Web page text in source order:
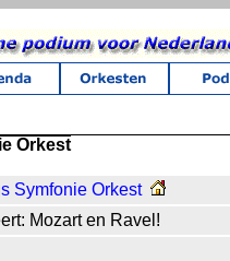
Orkest
Symfonie Orkest
Mozart en Ravel!